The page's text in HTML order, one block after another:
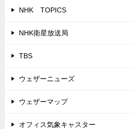
NHK TOPICS
NHK衛星放送局
TBS
ウェザーニューズ
ウェザーマップ
オフィス気象キャスター